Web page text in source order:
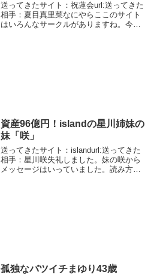
送ってきたサイト：祝蓮会url:送ってきた
相手：夏目真里菜なにやらここのサイト
はいろんなサークルがありますね。今度
資産96億円！islandの星川姉妹の
妹「咲」
送ってきたサイト：islandurl:送ってきた
相手：星川咲失礼しました。妹の咲から
メッセージはいっていました。読み方は
孤独なバツイチまゆり43歳